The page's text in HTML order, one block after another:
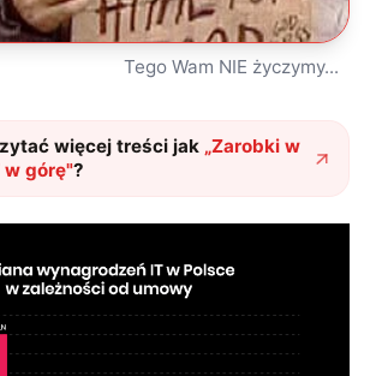
Tego Wam NIE życzymy...
więcej treści jak „Zarobki w
w górę"?